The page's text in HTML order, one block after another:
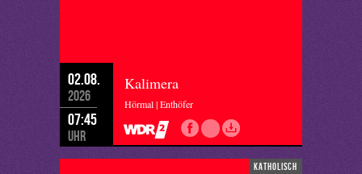
02.08.
2026
07:45
Uhr
Kalimera
Hörmal | Enthöfer
katholisch